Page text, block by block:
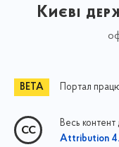
Києві
Портал
Весь контент
Attribution